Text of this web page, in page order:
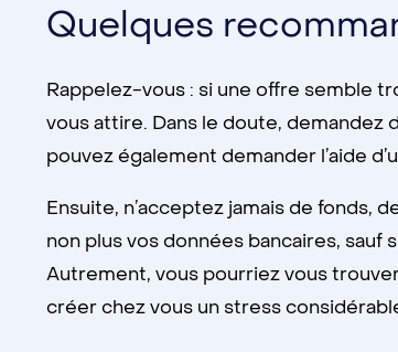
Quelques
Rappelez-vous : si une offre semble
vous attire. Dans le doute, demandez
pouvez également demander l’aide
Ensuite, n’acceptez jamais de fonds,
non plus vos données bancaires,
Autrement, vous pourriez vous
créer chez vous un stress